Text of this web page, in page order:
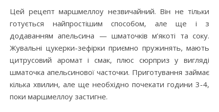
Цей рецепт маршмеллоу незвичайний. Він не тільки
готується найпростішим способом, але ще і з
додаванням апельсина — шматочків м’якоті та соку.
Жувальні цукерки-зефірки приємно пружинять, мають
цитрусовий аромат і смак, плюс сюрприз у вигляді
шматочка апельсинової часточки. Приготування займає
кілька хвилин, але ще необхідно почекати години 3-4,
поки маршмеллоу застигне.